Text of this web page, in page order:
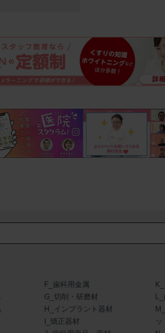
F_歯科用金属
G_切削・研磨材
H_インプラント器材
I_矯正器材
ッ